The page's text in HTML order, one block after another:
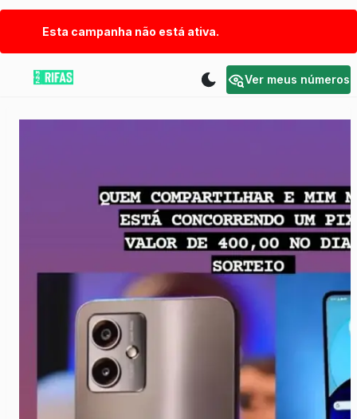
Esta campanha não está ativa.
Ver meus números